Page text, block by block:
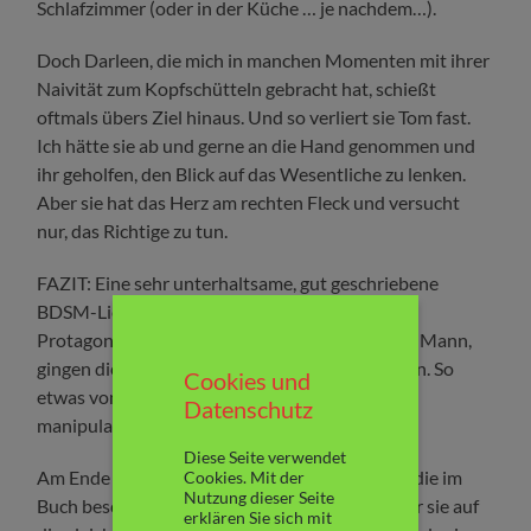
Schlafzimmer (oder in der Küche … je nachdem…).
Doch Darleen, die mich in manchen Momenten mit ihrer
Naivität zum Kopfschütteln gebracht hat, schießt
oftmals übers Ziel hinaus. Und so verliert sie Tom fast.
Ich hätte sie ab und gerne an die Hand genommen und
ihr geholfen, den Blick auf das Wesentliche zu lenken.
Aber sie hat das Herz am rechten Fleck und versucht
nur, das Richtige zu tun.
FAZIT: Eine sehr unterhaltsame, gut geschriebene
BDSM-Liebesgeschichte mit sympathischen
Protagonisten. Bis auf Lucy und Nina natürlich. Mann,
gingen die beiden mir beim Lesen auf die Nerven. So
etwas von unsympathisch und egoistisch und
manipulativ.
Am Ende des Buches findet Ihr einige Rezepte, die im
Buch beschrieben sind, zum nachkochen. Ob Ihr sie auf
Cookies und
Datenschutz
Diese Seite verwendet
Cookies. Mit der
Nutzung dieser Seite
erklären Sie sich mit